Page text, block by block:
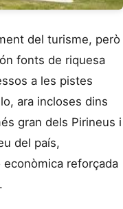
del turisme, però
fonts de riquesa
a les pistes
ara incloses dins
gran dels Pirineus i
del país,
reforçada